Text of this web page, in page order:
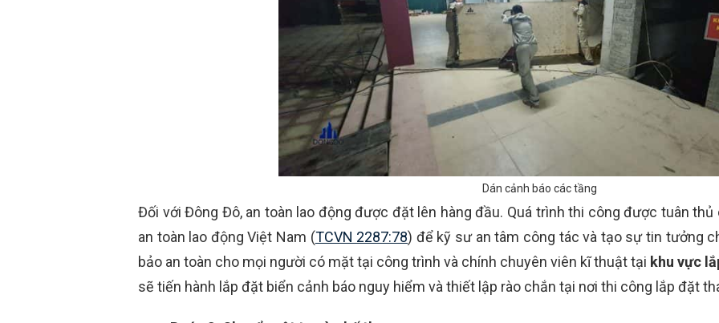
Dán cảnh báo các tầng
Đối với Đông Đô, an toàn lao động được đặt lên hàng đầu. Quá trình thi công được tuân
an toàn lao động Việt Nam (TCVN 2287:78) để kỹ sư an tâm công tác và tạo sự tin tưởng
bảo an toàn cho mọi người có mặt tại công trình và chính chuyên viên kĩ thuật tại khu vực
sẽ tiến hành lắp đặt biển cảnh báo nguy hiểm và thiết lập rào chắn tại nơi thi công lắp đặt